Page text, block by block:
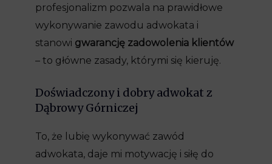
profesjonalizm pozwala na prawidłowe
wykonywanie zawodu adwokata i
stanowi gwarancję zadowolenia klientów
– to główne zasady, którymi się kieruję.
Doświadczony i dobry adwokat z
Dąbrowy Górniczej
To, że lubię wykonywać zawód
adwokata, daje mi motywację i siłę do